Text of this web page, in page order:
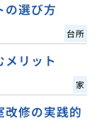
の選び方
台所
メリット
家
改修の実践的